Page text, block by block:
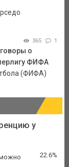
365 1
о
ФИФА
(ФИФА)
у
22.6%